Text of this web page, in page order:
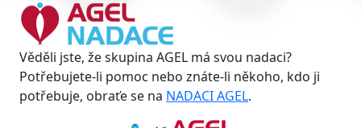
Věděli jste, že skupina AGEL má svou nadaci?
Potřebujete-li pomoc nebo znáte-li někoho, kdo ji
potřebuje, obraťe se na NADACI AGEL.